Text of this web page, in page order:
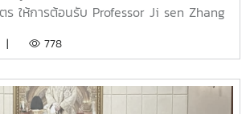
ร ให้การต้อนรับ Professor Ji sen Zhang
าธารณรัฐประชาชนจีน ในโอกาสเยือน
การดำเนินกิจกรรมการแลกเปลี่ยนบุคลากร
ง 2 มหาวิทยาลัย
| 778